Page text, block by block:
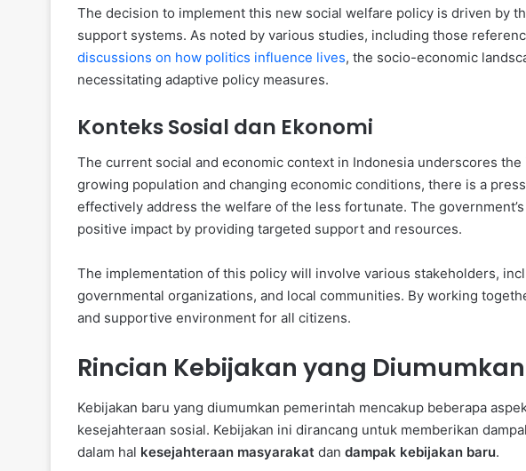
The decision to implement this new social welfare policy is driven by
support systems. As noted by various studies, including those
discussions on how politics influence lives, the socio-economic
necessitating adaptive policy measures.
Konteks Sosial dan Ekonomi
The current social and economic context in Indonesia underscores
growing population and changing economic conditions, there is a
effectively address the welfare of the less fortunate. The
positive impact by providing targeted support and resources.
The implementation of this policy will involve various stakeholders,
governmental organizations, and local communities. By working
and supportive environment for all citizens.
Rincian Kebijakan yang Diumumkan
Kebijakan baru yang diumumkan pemerintah mencakup beberapa
kesejahteraan sosial. Kebijakan ini dirancang untuk memberikan
dalam hal kesejahteraan masyarakat dan dampak kebijakan baru.